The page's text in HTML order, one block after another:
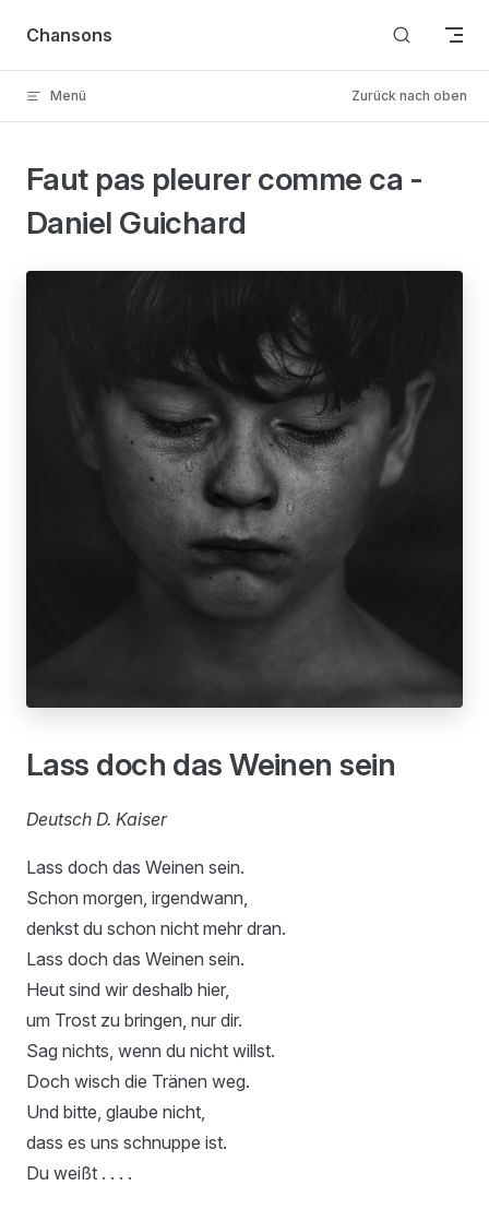
Skip to content
Chansons
Menü Zurück nach oben
Faut pas pleurer comme ca -
Daniel Guichard
Lass doch das Weinen sein
Deutsch D. Kaiser
Lass doch das Weinen sein.
Schon morgen, irgendwann,
denkst du schon nicht mehr dran.
Lass doch das Weinen sein.
Heut sind wir deshalb hier,
um Trost zu bringen, nur dir.
Sag nichts, wenn du nicht willst.
Doch wisch die Tränen weg.
Und bitte, glaube nicht,
dass es uns schnuppe ist.
Du weißt . . . .